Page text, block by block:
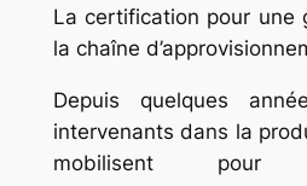
La certification pour une
la chaîne
Depuis quelques
intervenants dans la
mobilisent